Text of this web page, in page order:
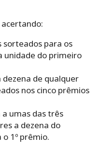
sorteados para os
unidade do primeiro
dezena de qualquer
nos cinco prêmios
umas das três
a dezena do
1º prêmio.